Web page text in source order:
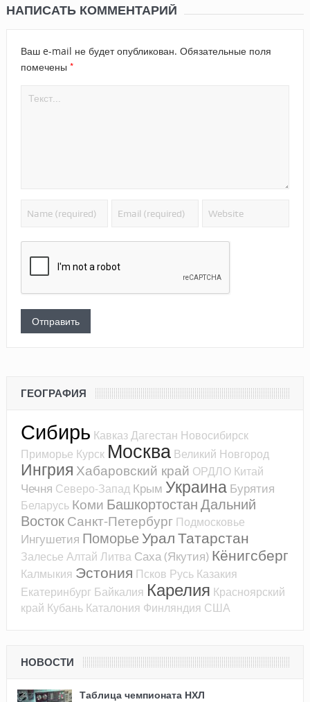
НАПИСАТЬ КОММЕНТАРИЙ
Ваш e-mail не будет опубликован. Обязательные поля
помечены *
ГЕОГРАФИЯ
Сибирь КавказДагестан Новосибирск
Приморье Курск Москва Великий Новгород
Ингрия Хабаровский край ОРДЛО Китай
Чечня Северо-Запад Крым Украина Бурятия
Беларусь Коми БашкортостанДальний
Восток Санкт-Петербург Подмосковье
Ингушетия ПоморьеУралТатарстан
Залесье Алтай Литва Саха (Якутия) Кёнигсберг
Калмыкия Эстония Псков Русь Казакия
Екатеринбург Байкалия Карелия Красноярский
край Кубань Каталония Финляндия США
НОВОСТИ
Таблица чемпионата НХЛ